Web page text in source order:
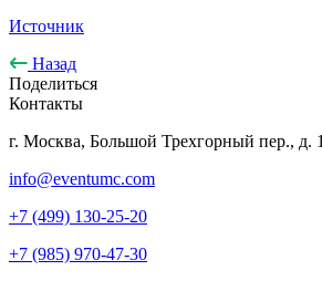
Источник
Назад
Поделиться
Контакты
г. Москва, Большой Трехгорный пер., д.
info@eventumc.com
+7 (499) 130-25-20
+7 (985) 970-47-30